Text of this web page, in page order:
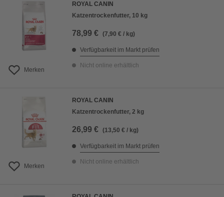
Merken
ROYAL CANIN
Katzentrockenfutter, 10 kg
78,99 € (7,90 € / kg)
Verfügbarkeit im Markt prüfen
Nicht online erhältlich
Merken
ROYAL CANIN
Katzentrockenfutter, 2 kg
26,99 € (13,50 € / kg)
Verfügbarkeit im Markt prüfen
Nicht online erhältlich